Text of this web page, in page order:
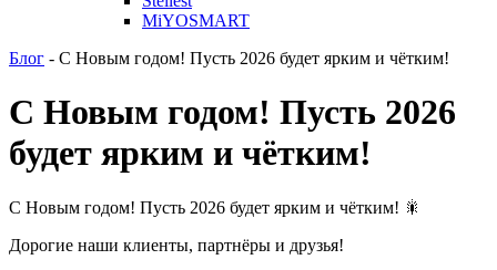
MiYOSMART
Блог - С Новым годом! Пусть 2026 будет ярким и чётким!
С Новым годом! Пусть 2026
будет ярким и чётким!
С Новым годом! Пусть 2026 будет ярким и чётким! 🎇
Дорогие наши клиенты, партнёры и друзья!